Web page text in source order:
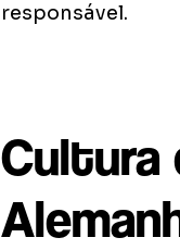
responsável.
Cultura